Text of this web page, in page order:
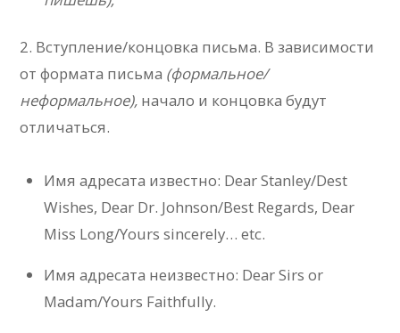
2. Вступление/концовка письма. В зависимости
от формата письма (формальное/
неформальное), начало и концовка будут
отличаться.
Имя адресата известно: Dear Stanley/Dest
Wishes, Dear Dr. Johnson/Best Regards, Dear
Miss Long/Yours sincerely… etc.
Имя адресата неизвестно: Dear Sirs or
Madam/Yours Faithfully.